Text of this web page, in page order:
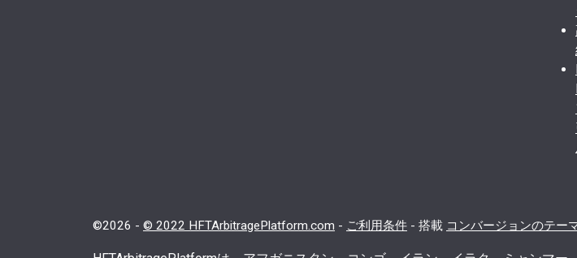
©2026 - © 2022 HFTArbitragePlatform.com - ご利用条件 - 搭載 コンバージョンのテー